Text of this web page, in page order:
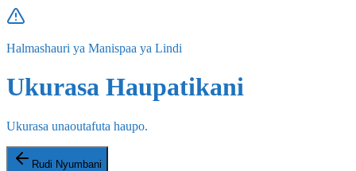
Halmashauri ya Manispaa ya Lindi
Ukurasa Haupatikani
Ukurasa unaoutafuta haupo.
Rudi Nyumbani